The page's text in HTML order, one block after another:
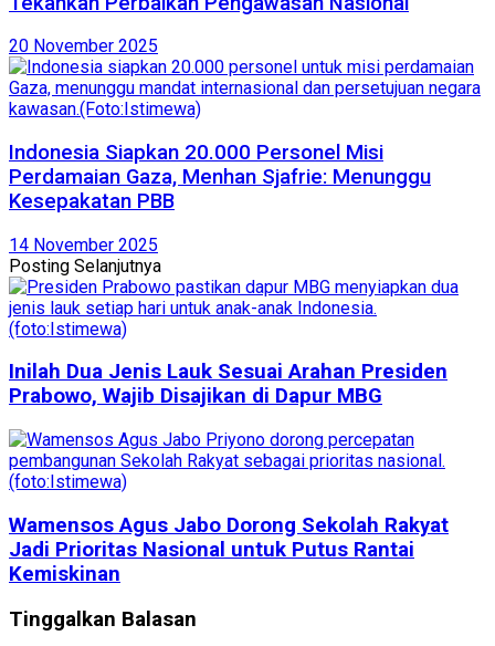
20 November 2025
Indonesia Siapkan 20.000 Personel Misi
Perdamaian Gaza, Menhan Sjafrie: Menunggu
Kesepakatan PBB
14 November 2025
Posting Selanjutnya
Inilah Dua Jenis Lauk Sesuai Arahan Presiden
Prabowo, Wajib Disajikan di Dapur MBG
Wamensos Agus Jabo Dorong Sekolah Rakyat
Jadi Prioritas Nasional untuk Putus Rantai
Kemiskinan
Tinggalkan Balasan